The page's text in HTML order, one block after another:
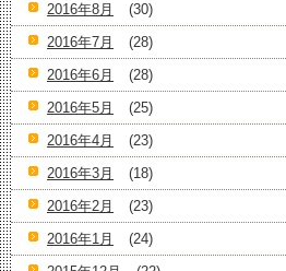
2016年8月
(30)
2016年7月
(28)
2016年6月
(28)
2016年5月
(25)
2016年4月
(23)
2016年3月
(18)
2016年2月
(23)
2016年1月
(24)